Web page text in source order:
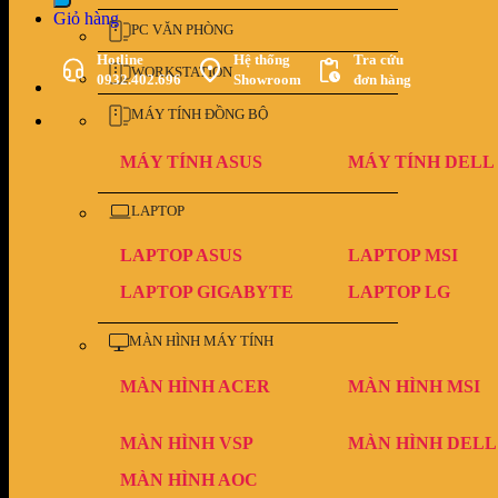
Giỏ hàng
Hotline
0932.402.696
Hệ thống
Showroom
Tra cứu
đơn hàng
PC VĂN PHÒNG
WORKSTATION
MÁY TÍNH ĐỒNG BỘ
MÁY TÍNH ASUS MÁY TÍNH DELL
LAPTOP
LAPTOP ASUS
LAPTOP MSI
LAPTOP GIGABYTE
LAPTOP LG
MÀN HÌNH MÁY TÍNH
MÀN HÌNH ACER MÀN HÌNH MSI
MÀN HÌNH VSP
MÀN HÌNH DELL
MÀN HÌNH AOC